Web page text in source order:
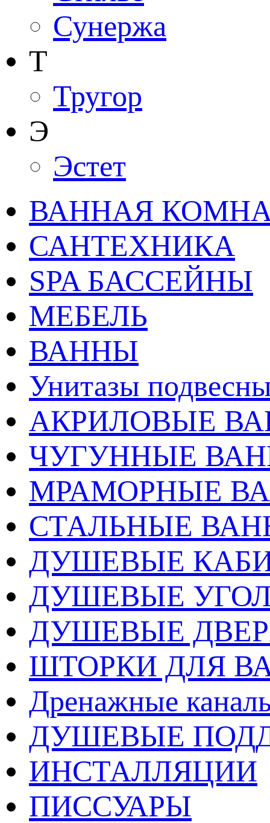
Сунержа
Т
Тругор
Э
Эстет
ВАННАЯ
САНТЕХНИКА
SPA БАССЕЙНЫ
МЕБЕЛЬ
ВАННЫ
Унитазы
АКРИЛОВЫЕ
ЧУГУННЫЕ
МРАМОРНЫЕ
СТАЛЬНЫЕ
ДУШЕВЫЕ
ДУШЕВЫЕ
ДУШЕВЫЕ
ШТОРКИ ДЛЯ
Дренажные
ДУШЕВЫЕ
ИНСТАЛЛЯЦИИ
ПИССУАРЫ